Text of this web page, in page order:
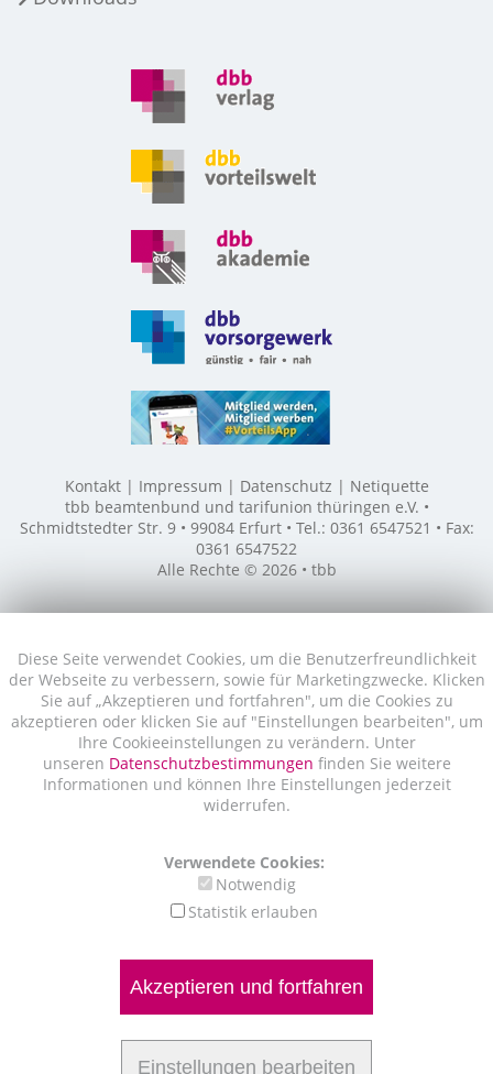
Diese Seite verwendet Cookies, um die Benutzerfreundlichkeit
der Webseite zu verbessern, sowie für Marketingzwecke. Klicken
Sie auf „Akzeptieren und fortfahren", um die Cookies zu
akzeptieren oder klicken Sie auf "Einstellungen bearbeiten", um
Ihre Cookieeinstellungen zu verändern. Unter
unseren Datenschutzbestimmungen finden Sie weitere
Informationen und können Ihre Einstellungen jederzeit
widerrufen.
Verwendete Cookies:
Notwendig
Statistik erlauben
Akzeptieren und fortfahren
Einstellungen bearbeiten
Kontakt Impressum Datenschutz
Netiquette
tbb beamtenbund und tarifunion thüringen e.V. •
Schmidtstedter Str. 9 • 99084 Erfurt • Tel.: 0361 6547521 • Fax:
0361 6547522
Alle Rechte © 2026 • tbb